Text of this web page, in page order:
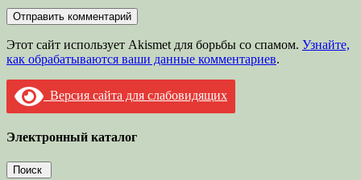
Этот сайт использует Akismet для борьбы со спамом. Узнайте,
как обрабатываются ваши данные комментариев.
Версия сайта для слабовидящих
Электронный каталог